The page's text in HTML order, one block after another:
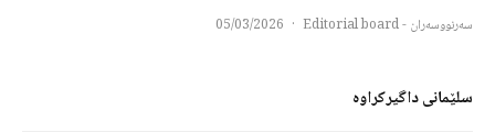
سەرنووسەران - Editorial board ·
05/03/2026
سلێمانی داگیرکراوه